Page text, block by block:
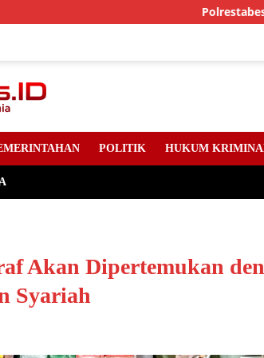
Polrestabes Medan Dan
POLITIK HUKUM
Akan Dipertemukan
Syariah